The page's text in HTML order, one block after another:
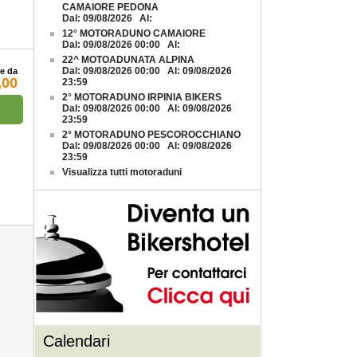
da
CAMAIORE PEDONA
Dal: 09/08/2026 Al:
12° MOTORADUNO CAMAIORE
Dal: 09/08/2026 00:00 Al:
22^ MOTOADUNATA ALPINA
Dal: 09/08/2026 00:00 Al: 09/08/2026
23:59
2° MOTORADUNO IRPINIA BIKERS
Dal: 09/08/2026 00:00 Al: 09/08/2026
23:59
2° MOTORADUNO PESCOROCCHIANO
Dal: 09/08/2026 00:00 Al: 09/08/2026
23:59
Visualizza tutti motoraduni
Calendari